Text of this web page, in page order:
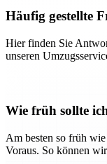
Häufig gestellte
Hier finden Sie
unseren
Wie früh sollte
Am besten so früh
Voraus. So können